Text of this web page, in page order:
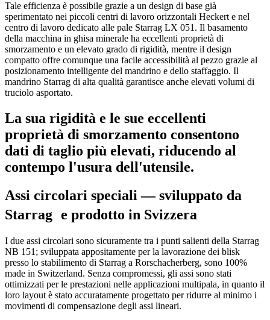
Tale efficienza è possibile grazie a un design di base già
sperimentato nei piccoli centri di lavoro orizzontali Heckert e nel
centro di lavoro dedicato alle pale Starrag LX 051. Il basamento
della macchina in ghisa minerale ha eccellenti proprietà di
smorzamento e un elevato grado di rigidità, mentre il design
compatto offre comunque una facile accessibilità al pezzo grazie al
posizionamento intelligente del mandrino e dello staffaggio. Il
mandrino Starrag di alta qualità garantisce anche elevati volumi di
truciolo asportato.
La sua rigidità e le sue eccellenti
proprietà di smorzamento consentono
dati di taglio più elevati, riducendo al
contempo l'usura dell'utensile.
Assi circolari speciali — sviluppato da
Starrag e prodotto in Svizzera
I due assi circolari sono sicuramente tra i punti salienti della Starrag
NB 151; sviluppata appositamente per la lavorazione dei blisk
presso lo stabilimento di Starrag a Rorschacherberg, sono 100%
made in Switzerland. Senza compromessi, gli assi sono stati
ottimizzati per le prestazioni nelle applicazioni multipala, in quanto il
loro layout è stato accuratamente progettato per ridurre al minimo i
movimenti di compensazione degli assi lineari.